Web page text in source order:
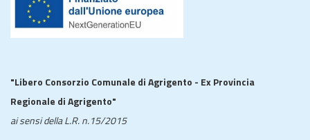
"Libero Consorzio Comunale di Agrigento - Ex Provincia
Regionale di Agrigento"
ai sensi della L.R. n.15/2015